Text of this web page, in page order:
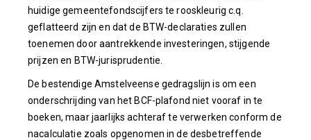
huidige gemeentefondscijfers te rooskleurig c.q.
geflatteerd zijn en dat de BTW-declaraties zullen
toenemen door aantrekkende investeringen, stijgende
prijzen en BTW-jurisprudentie.
De bestendige Amstelveense gedragslijn is om een
onderschrijding van het BCF-plafond niet vooraf in te
boeken, maar jaarlijks achteraf te verwerken conform de
nacalculatie zoals opgenomen in de desbetreffende